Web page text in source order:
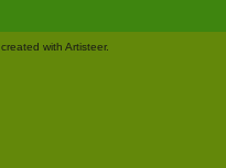
created with Artisteer.